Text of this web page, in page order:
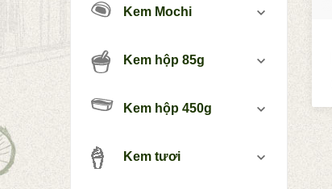
Kem Mochi
Kem hộp 85g
Kem hộp 450g
Kem tươi